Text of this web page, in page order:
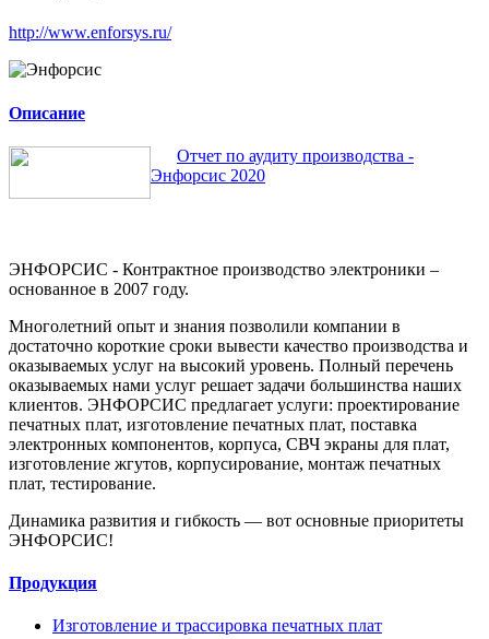
http://www.enforsys.ru/
Описание
Отчет по аудиту производства -
Энфорсис 2020
ЭНФОРСИС - Контрактное производство электроники –
основанное в 2007 году.
Многолетний опыт и знания позволили компании в
достаточно короткие сроки вывести качество производства и
оказываемых услуг на высокий уровень. Полный перечень
оказываемых нами услуг решает задачи большинства наших
клиентов. ЭНФОРСИС предлагает услуги: проектирование
печатных плат, изготовление печатных плат, поставка
электронных компонентов, корпуса, СВЧ экраны для плат,
изготовление жгутов, корпусирование, монтаж печатных
плат, тестирование.
Динамика развития и гибкость — вот основные приоритеты
ЭНФОРСИС!
Продукция
Изготовление и трассировка печатных плат